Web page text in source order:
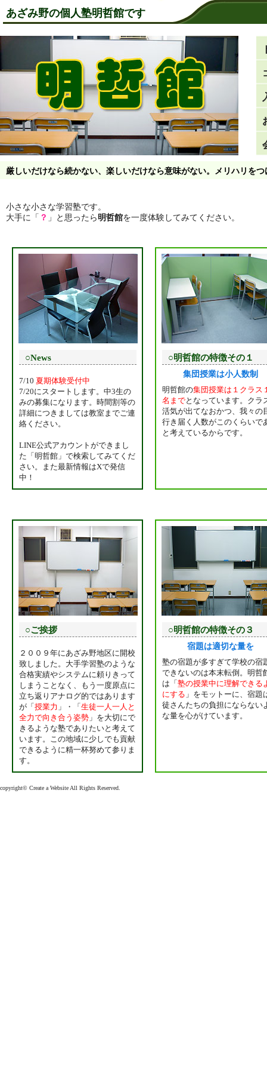
あざみ野の個人塾明哲館です
厳しいだけなら続かない、楽しいだけなら意味がない。メリハリを
小さな小さな学習塾です。
大手に「 ？ 」と思ったら 明哲館を一度体験してみてください。
○News
7/10 夏期体験受付中
7/20にスタートします。中3生の
みの募集になります。時間割等の
詳細につきましては教室までご連
絡ください。
LINE公式アカウントができまし
た「明哲館」で検索してみてくだ
さい。また最新情報はXで発信
中！
○明哲館の特徴その１
集団授業は小人数制
明哲館の集団授業は１クラス
名までとなっています。クラ
活気が出てなおかつ、我々の
行き届く人数がこのくらいで
と考えているからです。
○ご挨拶
２００９年にあざみ野地区に開校
致しました。大手学習塾のような
合格実績やシステムに頼りきって
しまうことなく、もう一度原点に
立ち返りアナログ的ではあります
が「授業力 」・「生徒一人一人と
全力で向き合う姿勢」を大切にで
きるような塾でありたいと考えて
います。この地域に少しでも貢献
できるように精一杯努めて参りま
す。
○明哲館の特徴その３
宿題は適切な量を
塾の宿題が多すぎて学校の宿
できないのは本末転倒。明哲
は「塾の授業中に理解できる
にする 」をモットーに、宿題
徒さんたちの負担にならない
な量を心がけています。
copyright© Create a Website All Rights Reserved.